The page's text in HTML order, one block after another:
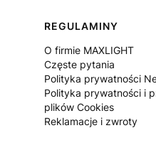
REGULAMINY
O firmie MAXLIGHT
Częste pytania
Polityka prywatności
Polityka prywatności i
plików Cookies
Reklamacje i zwroty